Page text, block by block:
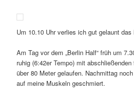
Um 10.10 Uhr verlies ich gut gelaunt das
Am Tag vor dem „Berlin Half“ früh um
ruhig (6:42er Tempo) mit
über 80 Meter gelaufen. Nachmittag
auf meine Muskeln geschmiert.